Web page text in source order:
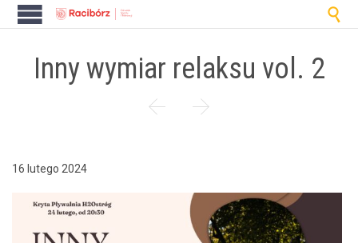

Inny wymiar relaksu vol. 2
 
16 lutego 2024